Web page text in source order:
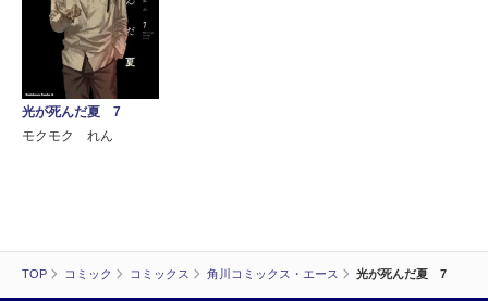
TOP コミック コミックス 角川コミックス・エース 光が死んだ夏 7
光が死んだ夏 7
モクモク れん